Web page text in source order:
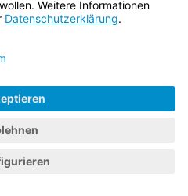
3 Nr. 1).
Beeinträchtigung des
§ 67 Abs. 2 Satz 2 bereits
Mangels Anwendbarkeit
§§ 8 und 9 zu prüfen.